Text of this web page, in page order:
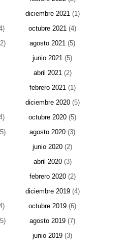
diciembre 2021(1)
octubre 2021 (4)
agosto 2021 (5)
junio 2021 (5)
abril 2021(2)
febrero 2021(1)
diciembre 2020(5)
octubre 2020 (5)
agosto 2020 (3)
junio 2020 (2)
abril 2020(3)
febrero 2020(2)
diciembre 2019(4)
octubre 2019 (6)
agosto 2019 (7)
junio 2019 (3)